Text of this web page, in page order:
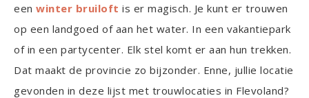
een winter bruiloft is er magisch. Je kunt er trouwen
op een landgoed of aan het water. In een vakantiepark
of in een partycenter. Elk stel komt er aan hun trekken.
Dat maakt de provincie zo bijzonder. Enne, jullie locatie
gevonden in deze lijst met trouwlocaties in Flevoland?